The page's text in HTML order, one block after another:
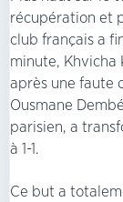
récupération et
club français a
minute, Khvicha
après une faute
Ousmane
parisien, a
à 1-1.
Ce but a